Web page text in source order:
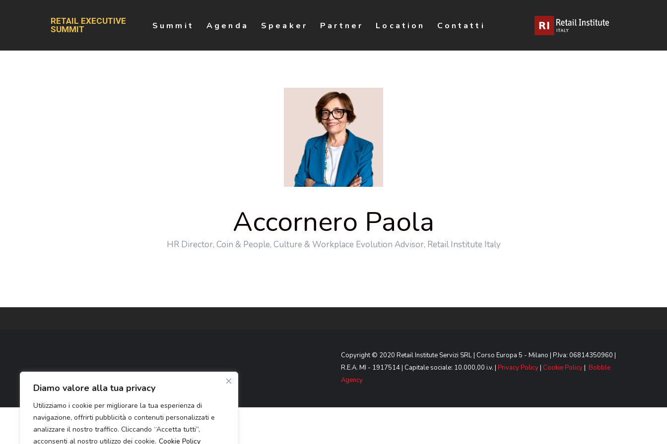
Diamo valore alla tua privacy
Utilizziamo i cookie per migliorare la tua esperienza di
navigazione, offrirti pubblicità o contenuti personalizzati e
analizzare il nostro traffico. Cliccando “Accetta tutti”,
acconsenti al nostro utilizzo dei cookie. Cookie Policy
RETAIL EXECUTIVE
SUMMIT
Summit Agenda Speaker Partner Location Contatti
Accornero Paola
HR Director, Coin & People, Culture & Workplace Evolution Advisor, Retail Institute Italy
Copyright © 2020 Retail Institute Servizi SRL | Corso Europa 5 - Milano | P.Iva: 06814350960 |
R.E.A. MI - 1917514 | Capitale sociale: 10.000,00 i.v. | Privacy Policy| Cookie Policy| Bobble
Agency